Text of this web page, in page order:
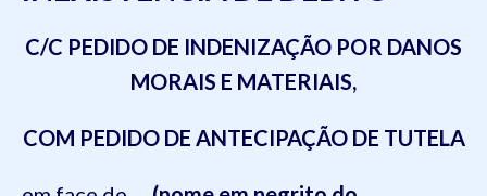
C/C PEDIDO DE INDENIZAÇÃO POR DANOS
MORAIS E MATERIAIS,
COM PEDIDO DE ANTECIPAÇÃO DE TUTELA